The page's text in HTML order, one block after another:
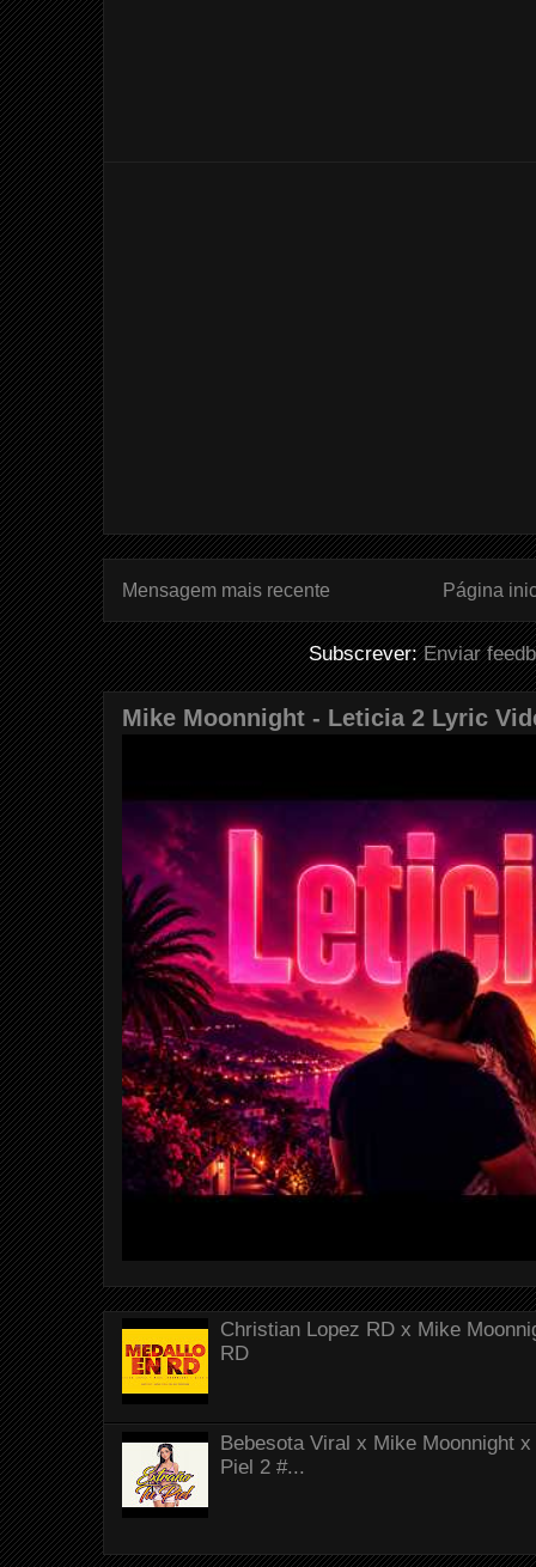
Mensagem mais recente Página
Subscrever:Enviar
Mike Moonnight - Leticia 2 Lyric
Christian Lopez RD x Mike
RD
Bebesota Viral x Mike Moonnight
Piel 2 #...